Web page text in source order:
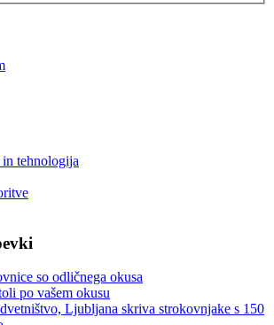
tehnologija
so odličnega okusa
po vašem okusu
Ljubljana skriva strokovnjake s 150